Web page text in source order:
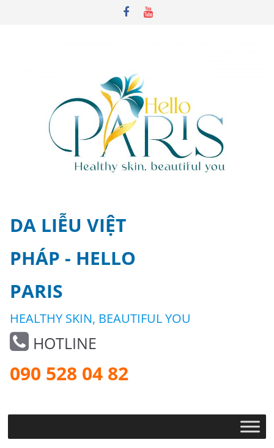
DA LIỄU VIỆT
PHÁP - HELLO
PARIS
HEALTHY SKIN, BEAUTIFUL YOU
HOTLINE
090 528 04 82